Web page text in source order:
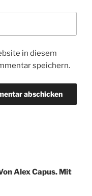
in diesem
speichern.
Alex Capus. Mit